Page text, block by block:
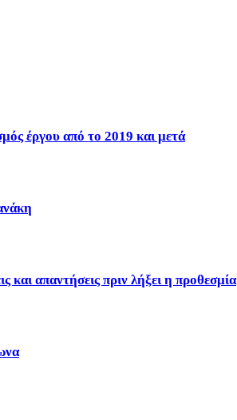
έργου από το 2019 και μετά
απαντήσεις πριν λήξει η προθεσμία